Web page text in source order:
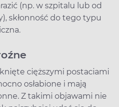
(np. w szpitalu lub od
skłonność do tego typu
cięższymi postaciami
osłabione i mają
Z takimi objawami nie